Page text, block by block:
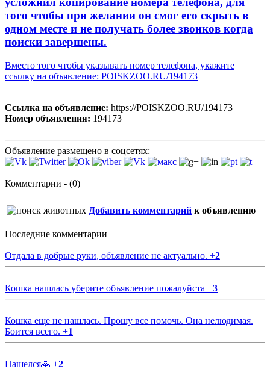
того чтобы при желании он смог его скрыть в
одном месте и не получать более звонков когда
поиски завершены.
Вместо того чтобы указывать номер телефона, укажите
ссылку на объявление: POISKZOO.RU/194173
Ссылка на объявление: https://POISKZOO.RU/194173
Номер объявления: 194173
Объявление размещено в соцсетях:
Комментарии - (0)
Добавить комментарий к объявлению
Последние комментарии
Отдала в добрые руки, объявление не актуально. +2
Кошка нашлась уберите объявление пожалуйста +3
Кошка еще не нашлась. Прошу все помочь. Она нелюдимая.
Боится всего. +1
Нашелся🙏 +2